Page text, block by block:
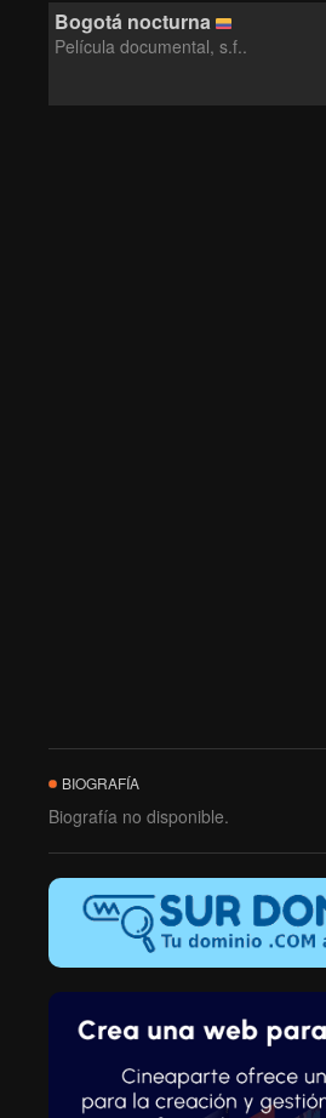
Bogotá nocturna
Película documental, s.f..
BIOGRAFÍA
Biografía no disponible.